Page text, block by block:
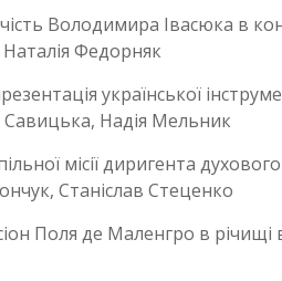
Володимира Івасюка в
Федорняк
української
Надія Мельник
місії диригента
Станіслав Стеценко
Поля де Маленгро в річищі